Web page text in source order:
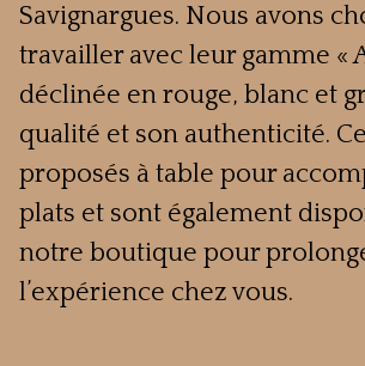
Savignargues. Nous avons
travailler avec leur gamme «
déclinée en rouge, blanc et
qualité et son authenticité.
proposés à table pour
plats et sont également
notre boutique pour
l’expérience chez vous.